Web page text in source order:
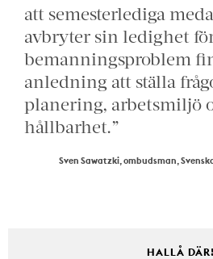
att semesterlediga
avbryter sin ledighet
bemanningsproblem
anledning att ställa
planering, arbetsmiljö
hållbarhet.”
Sven Sawatzki, ombudsman,
HALLÅ DÄR!